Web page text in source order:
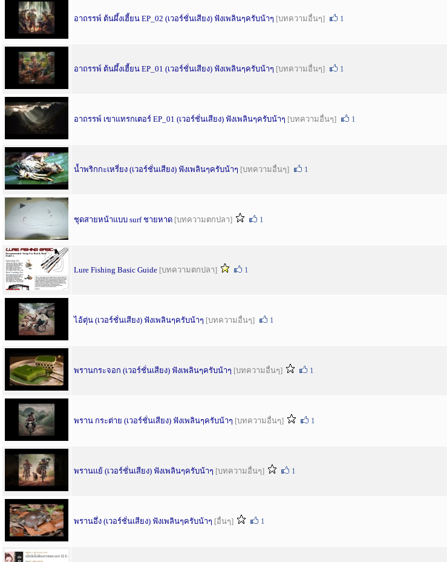
อาถรรพ์ ต้นผึ้งเฮี้ยน EP_02 (เวอร์ชั่นเสียง) ฟังเพลินๆครับน้าๆ [บทความอื่นๆ] 1
อาถรรพ์ ต้นผึ้งเฮี้ยน EP_01 (เวอร์ชั่นเสียง) ฟังเพลินๆครับน้าๆ [บทความอื่นๆ] 1
อาถรรพ์ เขาแทรกเตอร์ EP_01 (เวอร์ชั่นเสียง) ฟังเพลินๆครับน้าๆ [บทความอื่นๆ] 1
น้ำพริกกะเหรี่ยง (เวอร์ชั่นเสียง) ฟังเพลินๆครับน้าๆ [บทความอื่นๆ] 1
ชุดสายหน้าแบบ surf ชายหาด [บทความตกปลา] 1
Lure Fishing Basic Guide [บทความตกปลา] 1
ไอ้ตุ่น (เวอร์ชั่นเสียง) ฟังเพลินๆครับน้าๆ [บทความอื่นๆ] 1
พรานกระจอก (เวอร์ชั่นเสียง) ฟังเพลินๆครับน้าๆ [บทความอื่นๆ] 1
พราน กระต่าย (เวอร์ชั่นเสียง) ฟังเพลินๆครับน้าๆ [บทความอื่นๆ] 1
พรานแย้ (เวอร์ชั่นเสียง) ฟังเพลินๆครับน้าๆ [บทความอื่นๆ] 1
พรานอึ่ง (เวอร์ชั่นเสียง) ฟังเพลินๆครับน้าๆ [อื่นๆ] 1